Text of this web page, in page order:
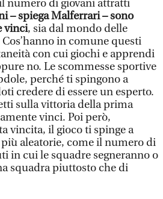
numero di giovani attratti
– spiega Malferrari – sono
vinci, sia dal mondo delle
in comune questi
con cui giochi e apprendi
no. Le scommesse sportive
perché ti spingono a
credere di essere un esperto.
sulla vittoria della prima
vinci. Poi però,
vincita, il gioco ti spinge a
aleatorie, come il numero di
in cui le squadre segneranno o
squadra piuttosto che di